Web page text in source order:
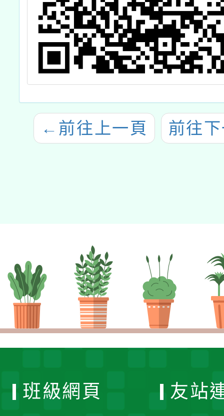
← 前往上一頁 前往
班級網頁 友站